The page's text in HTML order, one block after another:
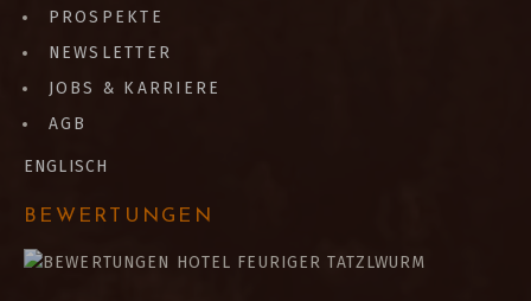
PROSPEKTE
NEWSLETTER
JOBS & KARRIERE
AGB
ENGLISCH
BEWERTUNGEN